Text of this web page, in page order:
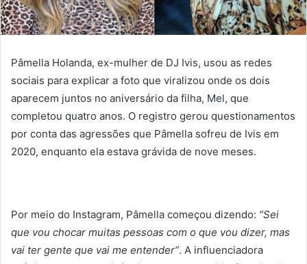
Pâmella Holanda, ex-mulher de DJ Ivis, usou as redes
sociais para explicar a foto que viralizou onde os dois
aparecem juntos no aniversário da filha, Mel, que
completou quatro anos. O registro gerou questionamentos
por conta das agressões que Pâmella sofreu de Ivis em
2020, enquanto ela estava grávida de nove meses.
Por meio do Instagram, Pâmella começou dizendo: “Sei
que vou chocar muitas pessoas com o que vou dizer, mas
vai ter gente que vai me entender”. A influenciadora